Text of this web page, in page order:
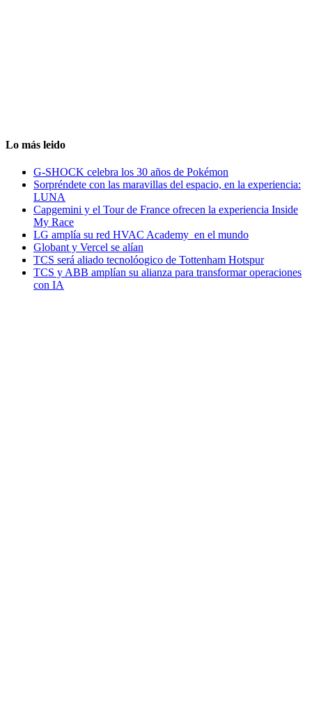
Lo más leido
G-SHOCK celebra los 30 años de Pokémon
Sorpréndete con las maravillas del espacio, en la experiencia:
LUNA
Capgemini y el Tour de France ofrecen la experiencia Inside
My Race
LG amplía su red HVAC Academy en el mundo
Globant y Vercel se alían
TCS será aliado tecnolóogico de Tottenham Hotspur
TCS y ABB amplían su alianza para transformar operaciones
con IA